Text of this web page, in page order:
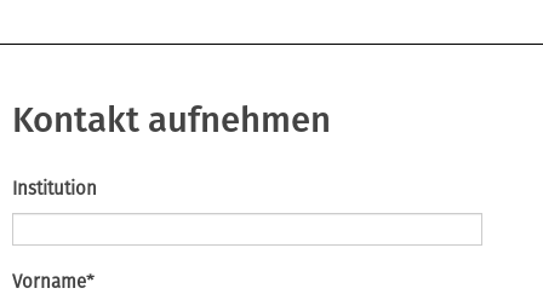
Kontakt aufnehmen
Institution
Pflichtfeld
Vorname*